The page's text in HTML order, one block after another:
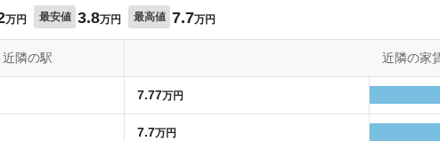
万円 最安値 3.8万円 最高値 7.7万円
近隣の駅 近隣の家
7.77万円
7.7万円